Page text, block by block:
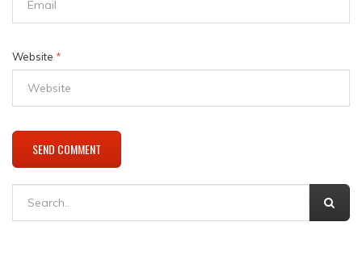
Website *